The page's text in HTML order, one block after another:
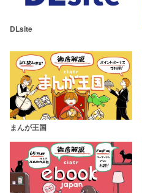
DLsite
まんが王国